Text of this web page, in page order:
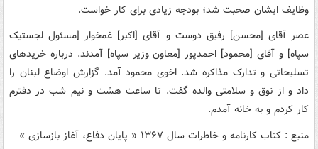
وظایف ایشان صحبت شد؛ بودجه زیادی برای کار خواست.
عصر آقای [محسن] رفیق دوست و آقای [اکبر] غمخوار [مسئول لجستیک
سپاه] و آقای [محمود] احمدپور [معاون وزیر سپاه] آمدند. درباره خریدهای
تسلیحاتی و تدارک مذاکره شد. اخوی محمود آمد. گزارش اوضاع لبنان را
داد و از نوق و سلامتی والده گفت. تا ساعت هشت و نیم شب در دفترم
کار کردم و به خانه آمدم.
منبع : کتاب کارنامه و خاطرات سال ۱۳۶۷ « پایان دفاع، آغاز بازسازی »